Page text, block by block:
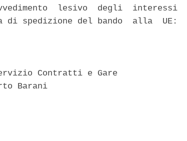
lesivo  degli  interessi
spedizione del bando  alla  UE:
Contratti e Gare
Barani